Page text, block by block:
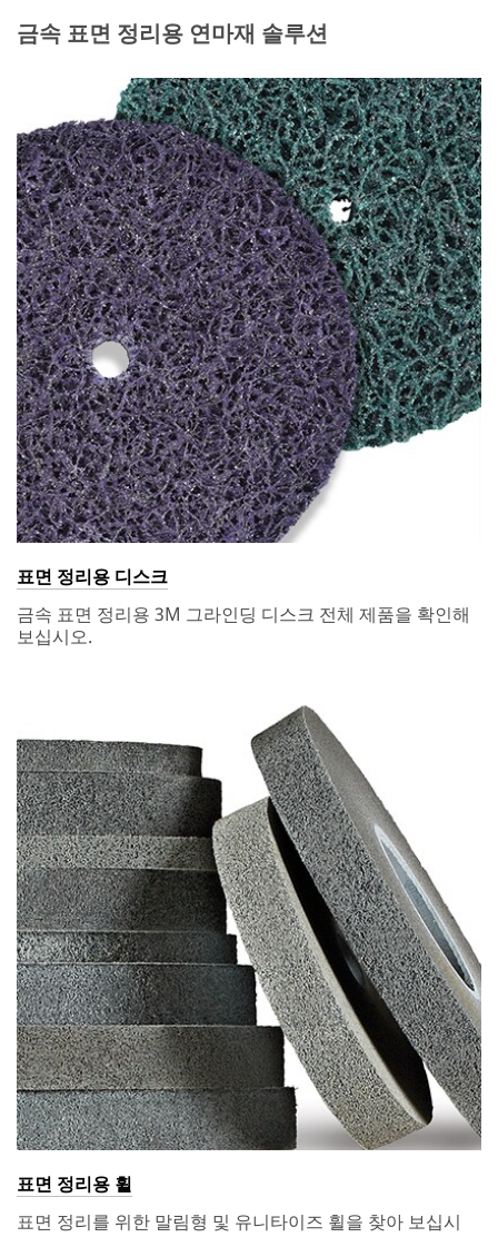
금속 표면 정리용 연마재 솔루션
표면 정리용 디스크
금속 표면 정리용 3M 그라인딩 디스크 전체 제품을 확인해
보십시오.
표면 정리용 휠
표면 정리를 위한 말림형 및 유니타이즈 휠을 찾아 보십시